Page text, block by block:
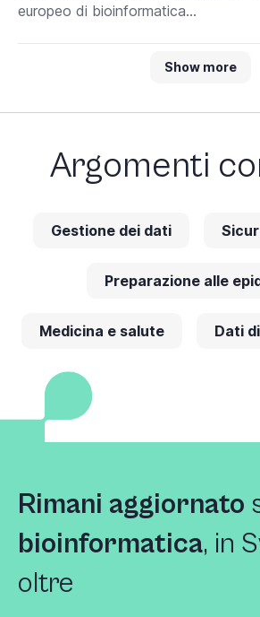
europeo di bioinformatica...
Show more
Argomenti
Gestione dei dati
Preparazione alle
Medicina e salute Dati
Rimani aggiornato
bioinformatica, in
oltre